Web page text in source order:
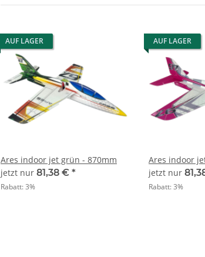
AUF LAGER
Ares indoor jet grün - 870mm
jetzt nur 81,38 € *
Rabatt:3%
AUF LAGER
Ares indoor
jetzt nur
Rabatt:3%